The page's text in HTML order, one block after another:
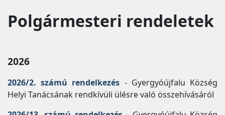
Polgármesteri rendeletek
2026
2026/2. számú rendelkezés - Gyergyóújfalu Község
Helyi Tanácsának rendkívüli ülésre való összehívásáról